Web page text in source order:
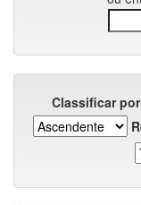
Classificar